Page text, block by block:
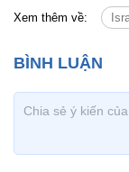
Xem thêm về: